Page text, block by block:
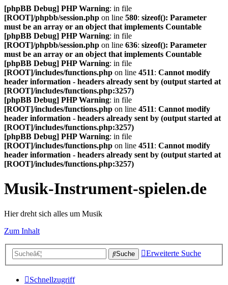
[phpBB Debug] PHP Warning: in file
[ROOT]/phpbb/session.php on line 580: sizeof(): Parameter
must be an array or an object that implements Countable
[phpBB Debug] PHP Warning: in file
[ROOT]/phpbb/session.php on line 636: sizeof(): Parameter
must be an array or an object that implements Countable
[phpBB Debug] PHP Warning: in file
[ROOT]/includes/functions.php on line 4511: Cannot modify
header information - headers already sent by (output started at
[ROOT]/includes/functions.php:3257)
[phpBB Debug] PHP Warning: in file
[ROOT]/includes/functions.php on line 4511: Cannot modify
header information - headers already sent by (output started at
[ROOT]/includes/functions.php:3257)
[phpBB Debug] PHP Warning: in file
[ROOT]/includes/functions.php on line 4511: Cannot modify
header information - headers already sent by (output started at
[ROOT]/includes/functions.php:3257)
Musik-Instrument-spielen.de
Hier dreht sich alles um Musik
Zum Inhalt
Suche Erweiterte Suche
Schnellzugriff